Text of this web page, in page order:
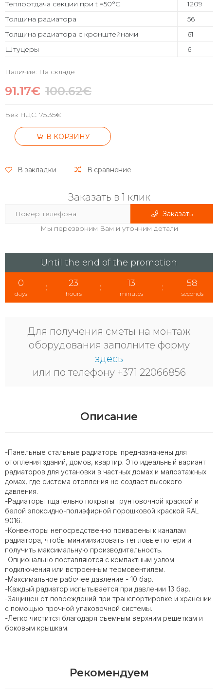
Теплоотдача секции при t =50°С
1209
Толщина радиатора
56
Толщина радиатора с кронштейнами
61
Штуцеры
6
Наличие: На складе
91.17€ 100.62€
Без НДС: 75.35€
В КОРЗИНУ
В закладки В сравнение
Заказать в 1 клик
Заказать
Мы перезвоним Вам и уточним детали
Until the end of the promotion
0
days
: 23
hours
: 13
minutes
: 57
seconds
Для получения сметы на монтаж
оборудования заполните форму
здесь
или по телефону +371 22066856
Описание
-Панельные стальные радиаторы предназначены для
отопления зданий, домов, квартир. Это идеальный вариант
радиаторов для установки в частных домах и малоэтажных
домах, где система отопления не создает высокого
давления.
-Радиаторы тщательно покрыты грунтовочной краской и
белой эпоксидно-полиэфирной порошковой краской RAL
9016.
-Конвекторы непосредственно приварены к каналам
радиатора, чтобы минимизировать тепловые потери и
получить максимальную производительность.
-Опционально поставляются с компактным узлом
подключения или встроенным термовентилем.
-Максимальное рабочее давление - 10 бар.
-Каждый радиатор испытывается при давлении 13 бар.
-Защищен от повреждений при транспортировке и хранении
с помощью прочной упаковочной системы.
-Легко чистится благодаря съемным верхним решеткам и
боковым крышкам.
Рекомендуем